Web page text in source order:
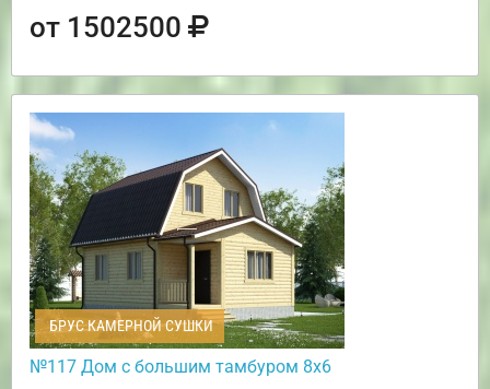
от 1502500
БРУС КАМЕРНОЙ СУШКИ
№117 Дом с большим тамбуром 8х6